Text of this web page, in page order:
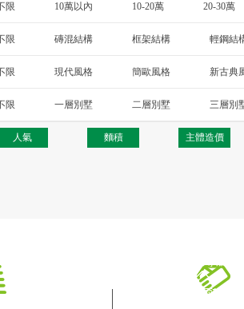
限 10萬以內 10-20萬 20-30萬
限 磚混結構 框架結構 輕鋼結
限 現代風格 簡歐風格 新古典
班牙風格 地中海風格 托斯卡納
限 一層別墅 二層別墅 三層別
人氣 麵積 主體造價